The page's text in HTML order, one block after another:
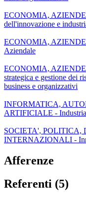
ECONOMIA,
dell'innovazione e
ECONOMIA,
Aziendale
ECONOMIA,
strategica e gestione dei
business e organizzativi
INFORMATICA,
ARTIFICIALE -
SOCIETA', POLITICA,
INTERNAZIONALI -
Afferenze
Referenti (5)